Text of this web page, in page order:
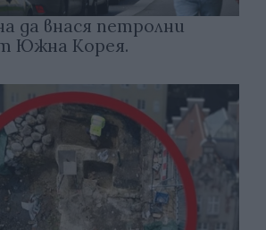
да внася петролни
Южна Корея.